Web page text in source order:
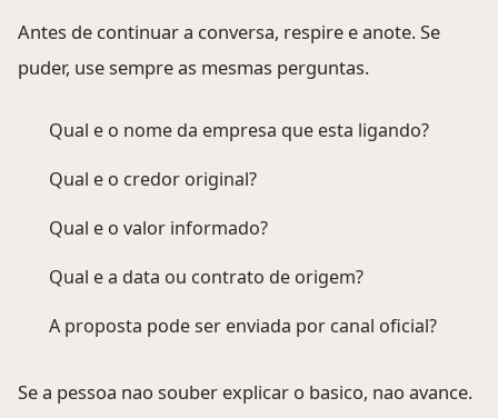
Antes de continuar a conversa, respire e anote. Se
puder, use sempre as mesmas perguntas.
Qual e o nome da empresa que esta ligando?
Qual e o credor original?
Qual e o valor informado?
Qual e a data ou contrato de origem?
A proposta pode ser enviada por canal oficial?
Se a pessoa nao souber explicar o basico, nao avance.